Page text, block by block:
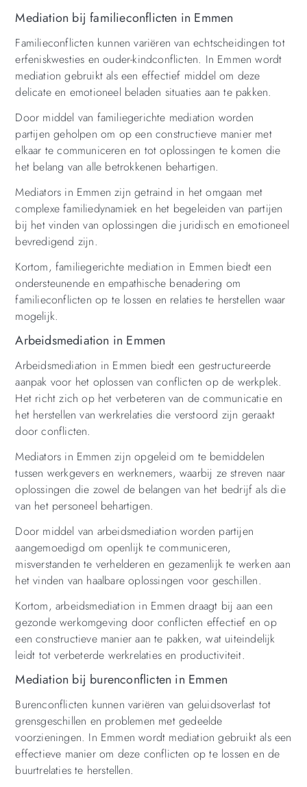
Mediation bij familieconflicten in Emmen
Familieconflicten kunnen variëren van echtscheidingen tot
erfeniskwesties en ouder-kindconflicten. In Emmen wordt
mediation gebruikt als een effectief middel om deze
delicate en emotioneel beladen situaties aan te pakken.
Door middel van familiegerichte mediation worden
partijen geholpen om op een constructieve manier met
elkaar te communiceren en tot oplossingen te komen die
het belang van alle betrokkenen behartigen.
Mediators in Emmen zijn getraind in het omgaan met
complexe familiedynamiek en het begeleiden van partijen
bij het vinden van oplossingen die juridisch en emotioneel
bevredigend zijn.
Kortom, familiegerichte mediation in Emmen biedt een
ondersteunende en empathische benadering om
familieconflicten op te lossen en relaties te herstellen waar
mogelijk.
Arbeidsmediation in Emmen
Arbeidsmediation in Emmen biedt een gestructureerde
aanpak voor het oplossen van conflicten op de werkplek.
Het richt zich op het verbeteren van de communicatie en
het herstellen van werkrelaties die verstoord zijn geraakt
door conflicten.
Mediators in Emmen zijn opgeleid om te bemiddelen
tussen werkgevers en werknemers, waarbij ze streven naar
oplossingen die zowel de belangen van het bedrijf als die
van het personeel behartigen.
Door middel van arbeidsmediation worden partijen
aangemoedigd om openlijk te communiceren,
misverstanden te verhelderen en gezamenlijk te werken aan
het vinden van haalbare oplossingen voor geschillen.
Kortom, arbeidsmediation in Emmen draagt bij aan een
gezonde werkomgeving door conflicten effectief en op
een constructieve manier aan te pakken, wat uiteindelijk
leidt tot verbeterde werkrelaties en productiviteit.
Mediation bij burenconflicten in Emmen
Burenconflicten kunnen variëren van geluidsoverlast tot
grensgeschillen en problemen met gedeelde
voorzieningen. In Emmen wordt mediation gebruikt als een
effectieve manier om deze conflicten op te lossen en de
buurtrelaties te herstellen.